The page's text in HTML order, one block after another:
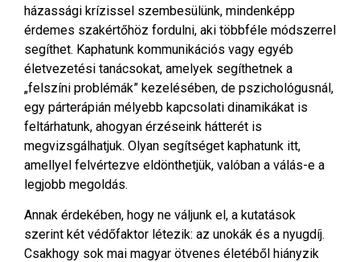
házassági krízissel szembesülünk, mindenképp
érdemes szakértőhöz fordulni, aki többféle módszerrel
segíthet. Kaphatunk kommunikációs vagy egyéb
életvezetési tanácsokat, amelyek segíthetnek a
„felszíni problémák” kezelésében, de pszichológusnál,
egy párterápián mélyebb kapcsolati dinamikákat is
feltárhatunk, ahogyan érzéseink hátterét is
megvizsgálhatjuk. Olyan segítséget kaphatunk itt,
amellyel felvértezve eldönthetjük, valóban a válás-e a
legjobb megoldás.
Annak érdekében, hogy ne váljunk el, a kutatások
szerint két védőfaktor létezik: az unokák és a nyugdíj.
Csakhogy sok mai magyar ötvenes életéből hiányzik